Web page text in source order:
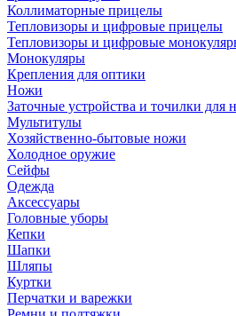
Коллиматорные прицелы
Тепловизоры и цифровые прицелы
Тепловизоры и цифровые
Монокуляры
Крепления для оптики
Ножи
Заточные устройства и точилки для
Мультитулы
Хозяйственно-бытовые ножи
Холодное оружие
Сейфы
Одежда
Аксессуары
Головные уборы
Кепки
Шапки
Шляпы
Куртки
Перчатки и варежки